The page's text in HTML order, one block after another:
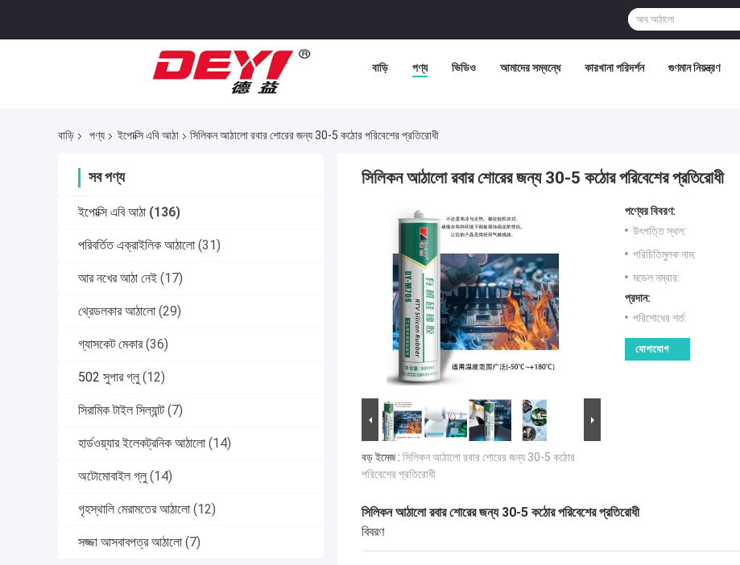
বাড়ি পণ্য ভিডিও আমাদের সম্বন্ধে কারখানা পরিদর্শন গুণমান নিয়ন্ত্রণ
বাড়ি পণ্য ইপোক্সি এবি আঠা সিলিকন আঠালো রবার শোরের জন্য 30-5 কঠোর পরিবেশের প্রতিরোধী
সব পণ্য
ইপোক্সি এবি আঠা (136)
পরিবর্তিত এক্রাইলিক আঠালো (31)
আর নখের আঠা নেই (17)
থ্রেডলকার আঠালো (29)
গ্যাসকেট মেকার (36)
502 সুপার গ্লু (12)
সিরামিক টাইল সিল্যান্ট (7)
হার্ডওয়্যার ইলেকট্রনিক আঠালো (14)
অটোমোবাইল গ্লু (14)
গৃহস্থালি মেরামতের আঠালো (12)
সজ্জা আসবাবপত্র আঠালো (7)
সিলিকন আঠালো রবার শোরের জন্য 30-5 কঠোর পরিবেশের প্রতিরোধী
বড় ইমেজ : সিলিকন আঠালো রবার শোরের জন্য 30-5 কঠোর
পরিবেশের প্রতিরোধী
পণ্যের বিবরণ:
উৎপত্তি স্থল:
পরিচিতিমুলক নাম:
মডেল নম্বার:
প্রদান:
পরিশোধের শর্ত:
যোগাযোগ
সিলিকন আঠালো রবার শোরের জন্য 30-5 কঠোর পরিবেশের প্রতিরোধী
বিবরণ